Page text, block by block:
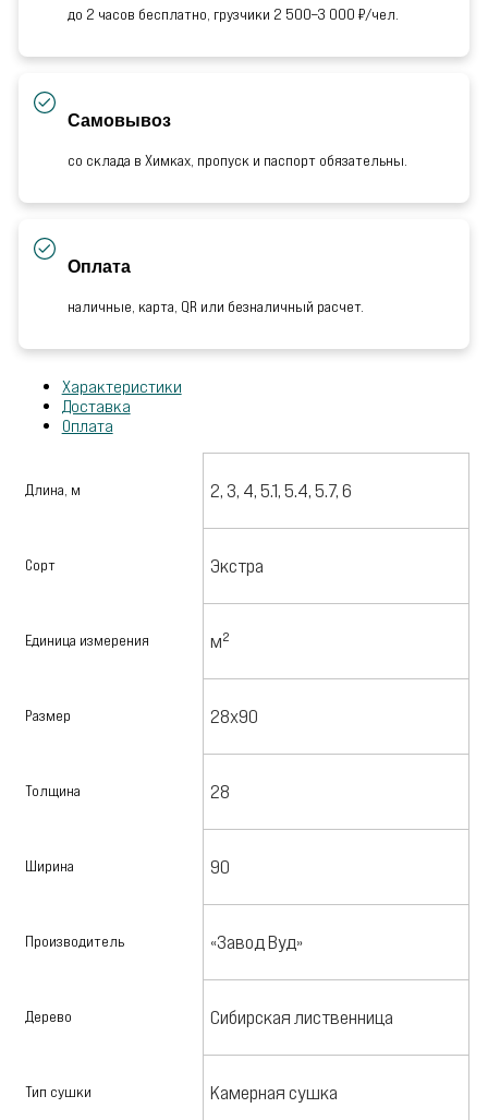
до 2 часов бесплатно, грузчики 2 500–3 000 ₽/чел.
Самовывоз
со склада в Химках, пропуск и паспорт обязательны.
Оплата
наличные, карта, QR или безналичный расчет.
Характеристики
Доставка
Оплата
Длина, м 2, 3, 4, 5.1, 5.4, 5.7, 6
Сорт Экстра
Единица измерения м²
Размер 28х90
Толщина 28
Ширина 90
Производитель «Завод Вуд»
Дерево Сибирская лиственница
Тип сушки Камерная сушка